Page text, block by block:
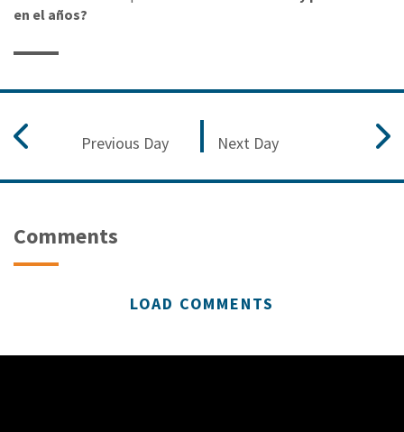
en el años?
Previous Day Next Day
Comments
LOAD COMMENTS